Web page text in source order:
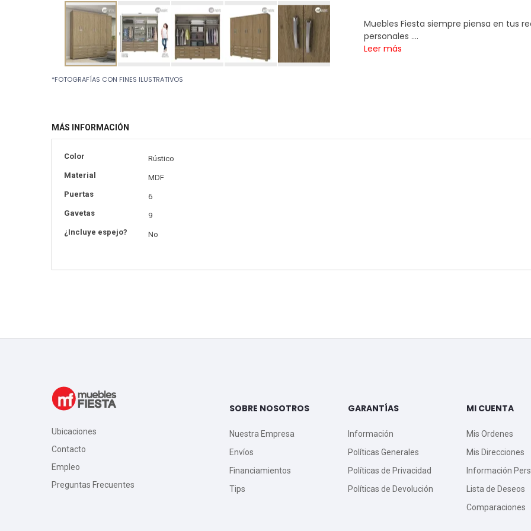
Muebles Fiesta siempre piensa en tus
personales ....
Leer más
to
the
images
gallery
*FOTOGRAFÍAS CON FINES ILUSTRATIVOS
MÁS INFORMACIÓN
Más
Color
Rústico
Material
MDF
Puertas
6
Gavetas
9
¿Incluye espejo?
No
Ubicaciones
Contacto
Empleo
Preguntas Frecuentes
SOBRE NOSOTROS
Nuestra Empresa
Envíos
Financiamientos
Tips
GARANTÍAS
Información
Políticas Generales
Políticas de Privacidad
Políticas de Devolución
MI CUENTA
Mis Ordenes
Mis Direcciones
Información
Lista de Deseos
Comparaciones